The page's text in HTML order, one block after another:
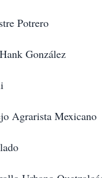
Potrero
González
Agrarista Mexicano